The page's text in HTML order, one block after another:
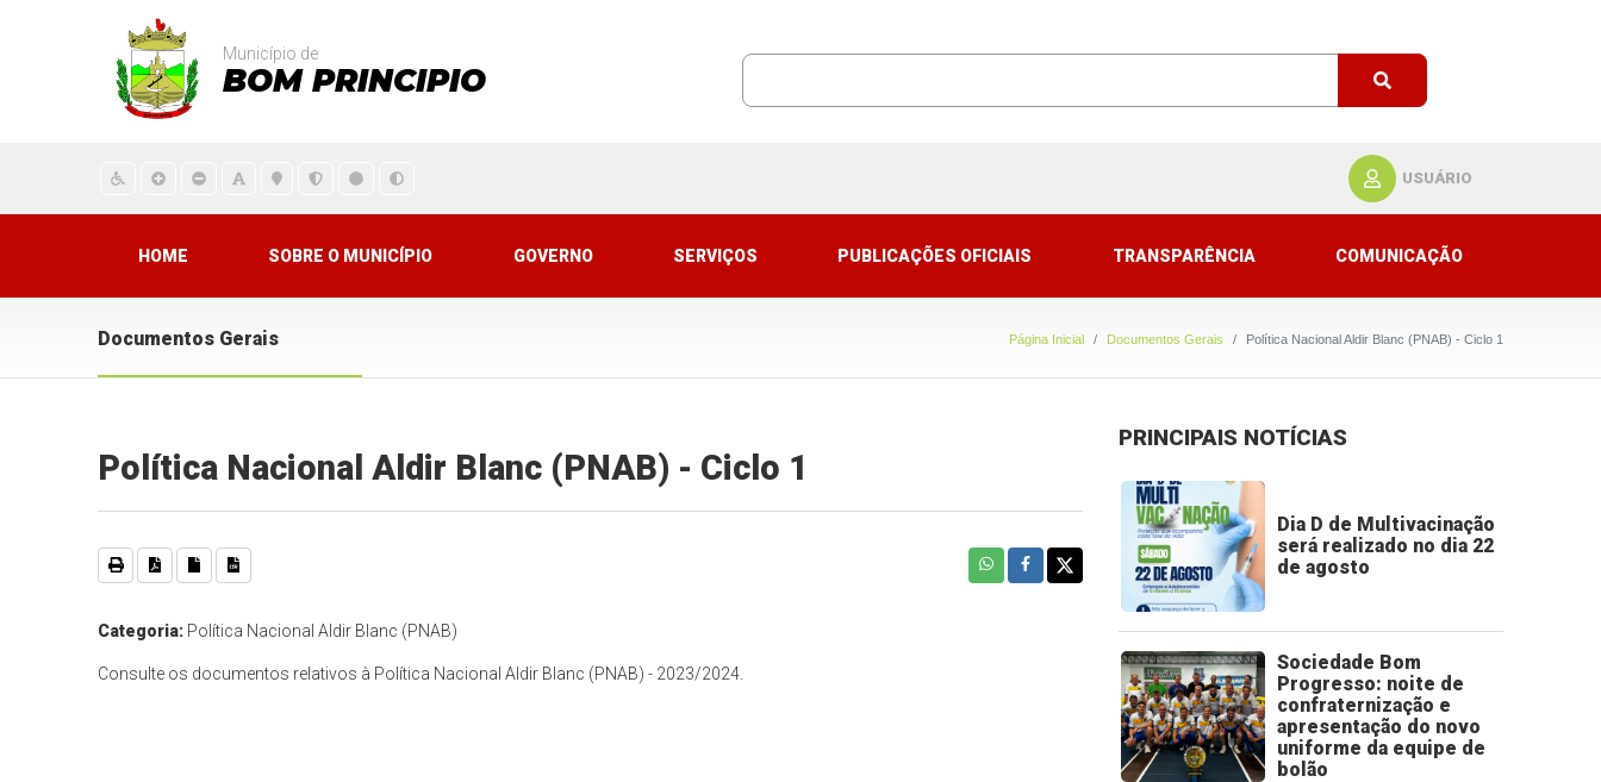
Município de
BOM PRINCIPIO
USUÁRIO
HOME SOBRE O MUNICÍPIO GOVERNO SERVIÇOS PUBLICAÇÕES OFICIAIS TRANSPARÊNCIA COMUNICAÇÃO
Documentos Gerais Página Inicial Documentos Gerais Política Nacional Aldir Blanc (PNAB) - Ciclo 1
Política Nacional Aldir Blanc (PNAB) - Ciclo 1
Categoria: Política Nacional Aldir Blanc (PNAB)
Consulte os documentos relativos à Política Nacional Aldir Blanc (PNAB) - 2023/2024.
PRINCIPAIS NOTÍCIAS
Dia D de Multivacinação
será realizado no dia 22
de agosto
Sociedade Bom
Progresso: noite de
confraternização e
apresentação do novo
uniforme da equipe de
bolão